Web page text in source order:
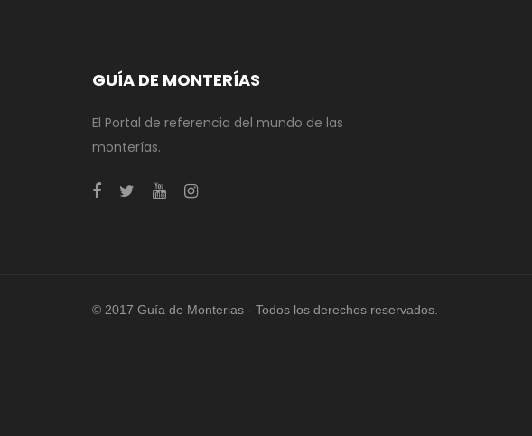
GUÍA DE MONTERÍAS
El Portal de referencia del mundo de las
monterías.
© 2017 Guía de Monterias - Todos los derechos reservados.